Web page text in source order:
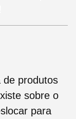
de produtos
sobre o
para